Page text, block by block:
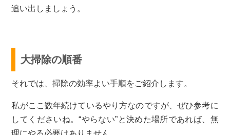
追い出しましょう。
大掃除の順番
それでは、掃除の効率よい手順をご紹介します。
私がここ数年続けているやり方なのですが、ぜひ参考に
してくださいね。“やらない”と決めた場所であれば、無